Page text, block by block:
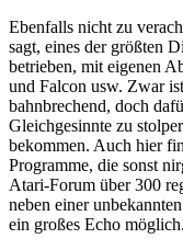
Ebenfalls nicht zu
sagt, eines der größten
betrieben, mit eigenen
und Falcon usw. Zwar
bahnbrechend, doch
Gleichgesinnte zu
bekommen. Auch hier
Programme, die sonst
Atari-Forum über 300
neben einer
ein großes Echo möglich.